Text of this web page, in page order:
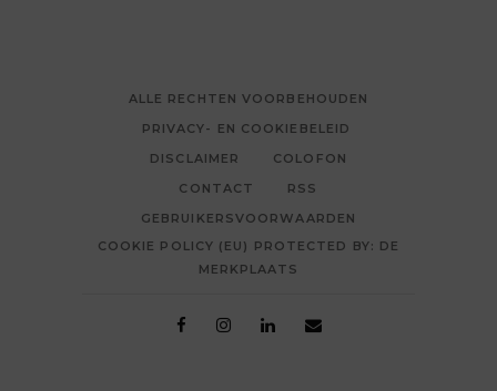
ALLE RECHTEN VOORBEHOUDEN
PRIVACY- EN COOKIEBELEID
DISCLAIMER
COLOFON
CONTACT
RSS
GEBRUIKERSVOORWAARDEN
COOKIE POLICY (EU) PROTECTED BY: DE
MERKPLAATS